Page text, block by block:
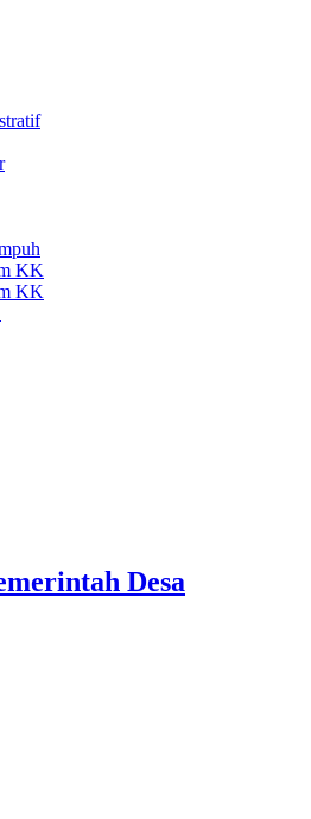
KK
KK
Desa